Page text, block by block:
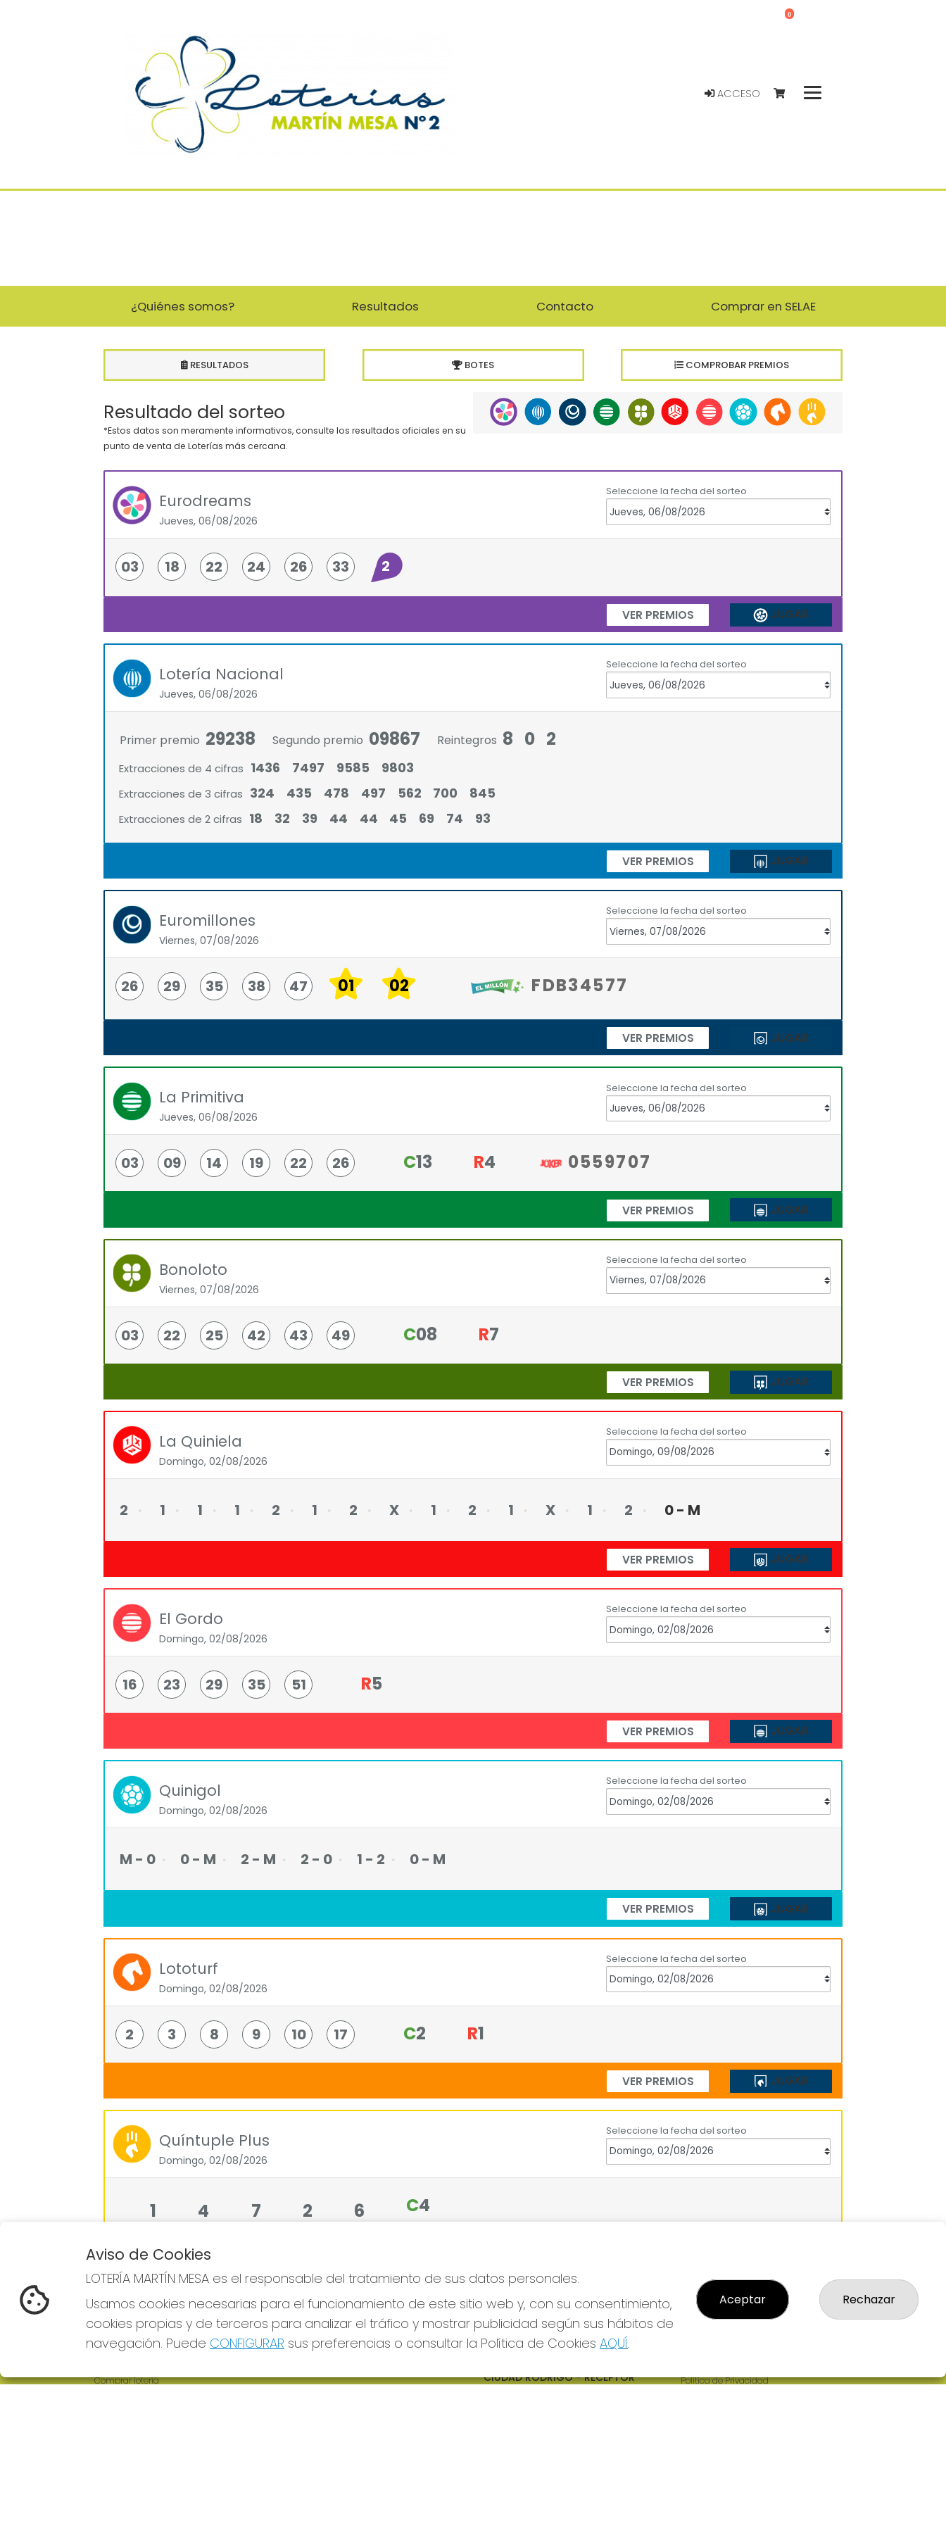
ACCESO
0
¿Quiénes somos? Resultados Contacto Comprar en SELAE
RESULTADOS BOTES COMPROBAR PREMIOS
Resultado del sorteo
*Estos datos son meramente informativos, consulte los resultados oficiales en su
punto de venta de Loterías más cercana.
Eurodreams
Jueves, 06/08/2026
Seleccione la fecha del sorteo
03 18 22 24 26 33 2
VER PREMIOS JUGAR
Lotería Nacional
Jueves, 06/08/2026
Seleccione la fecha del sorteo
Primer premio 29238 Segundo premio 09867 Reintegros 8 0 2
Extracciones de 4 cifras 1436 7497 9585 9803
Extracciones de 3 cifras 324 435 478 497 562 700 845
Extracciones de 2 cifras 18 32 39 44 44 45 69 74 93
VER PREMIOS JUGAR
Euromillones
Viernes, 07/08/2026
Seleccione la fecha del sorteo
26 29 35 38 47 01 02 FDB34577
VER PREMIOS JUGAR
La Primitiva
Jueves, 06/08/2026
Seleccione la fecha del sorteo
03 09 14 19 22 26 C13 R4 0559707
VER PREMIOS JUGAR
Bonoloto
Viernes, 07/08/2026
Seleccione la fecha del sorteo
03 22 25 42 43 49 C08 R7
VER PREMIOS JUGAR
La Quiniela
Domingo, 02/08/2026
Seleccione la fecha del sorteo
2 1 1 1 2 1 2 X 1 2 1 X 1 2 0 - M
VER PREMIOS JUGAR
El Gordo
Domingo, 02/08/2026
Seleccione la fecha del sorteo
16 23 29 35 51 R5
VER PREMIOS JUGAR
Quinigol
Domingo, 02/08/2026
Seleccione la fecha del sorteo
M - 0 0 - M 2 - M 2 - 0 1 - 2 0 - M
VER PREMIOS JUGAR
Lototurf
Domingo, 02/08/2026
Seleccione la fecha del sorteo
2 3 8 9 10 17 C2 R1
VER PREMIOS JUGAR
Quíntuple Plus
Domingo, 02/08/2026
Seleccione la fecha del sorteo
1 4 7 2 6 C4
Resultados de Loteriasofrecidos por Telesuerte
LOTERÍA MARTÍN MESA
Comprar lotería
REDES SOCIALES CONTACTO
CIUDAD RODRIGO - RECEPTOR
OFICIAL: 64380
Política de Privacidad
Aviso de Cookies
LOTERÍA MARTÍN MESA es el responsable del tratamiento de sus datos personales.
Usamos cookies necesarias para el funcionamiento de este sitio web y, con su consentimiento,
cookies propias y de terceros para analizar el tráfico y mostrar publicidad según sus hábitos de
navegación. Puede CONFIGURAR sus preferencias o consultar la Política de Cookies AQUÍ.
Aceptar Rechazar